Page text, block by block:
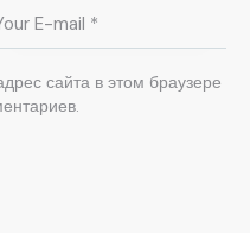
сайта в этом браузере